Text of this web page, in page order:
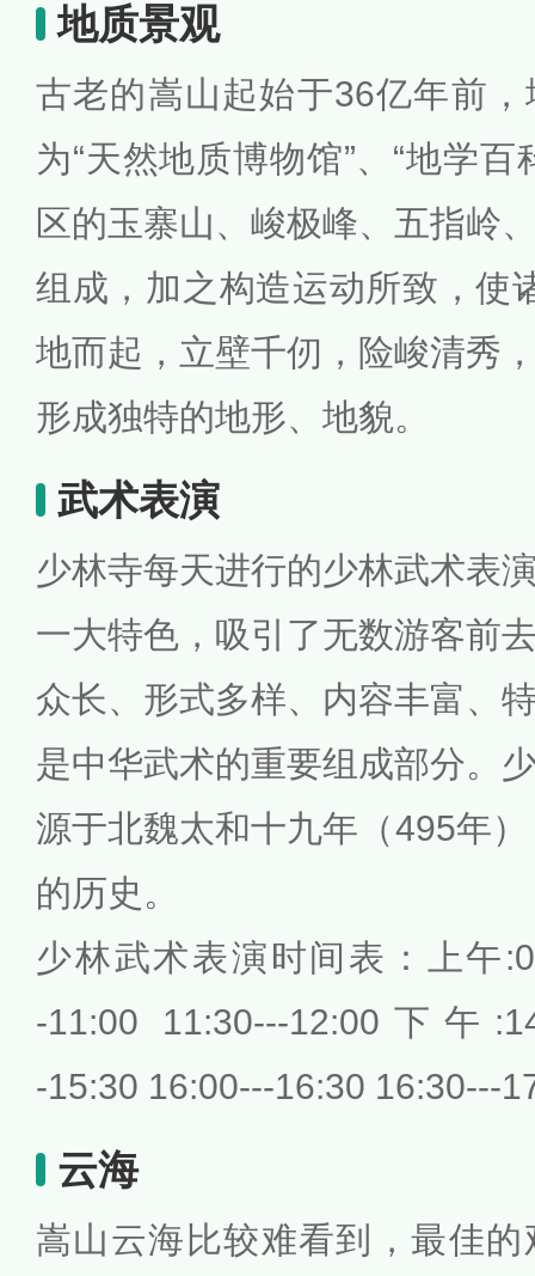
地质景观
古老的嵩山起始于36亿年前
为“天然地质博物馆”、“地学
区的玉寨山、峻极峰、五指岭
组成，加之构造运动所致，使
地而起，立壁千仞，险峻清秀
形成独特的地形、地貌。
武术表演
少林寺每天进行的少林武术表
一大特色，吸引了无数游客前
众长、形式多样、内容丰富、
是中华武术的重要组成部分。
源于北魏太和十九年（495年
的历史。
少林武术表演时间表：上午
-11:00 11:30---12:00下午
-15:30 16:00---16:30 16:30---
云海
嵩山云海比较难看到，最佳